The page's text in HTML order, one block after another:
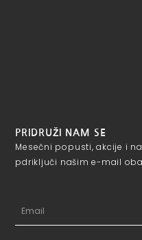
PRIDRUŽI NAM SE
Mesečni popusti, akcije i
pdriključi našim e-mail